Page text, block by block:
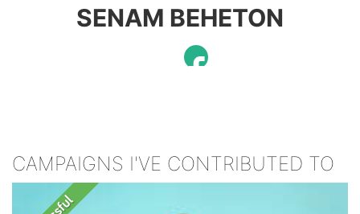
SENAM BEHETON
CAMPAIGNS I'VE CONTRIBUTED TO